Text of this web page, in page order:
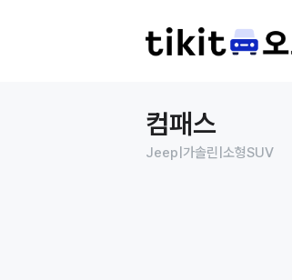
컴패스
Jeep 가솔린 소형SUV